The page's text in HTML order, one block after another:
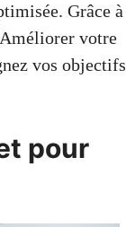
Grâce à
votre
vos objectifs
pour